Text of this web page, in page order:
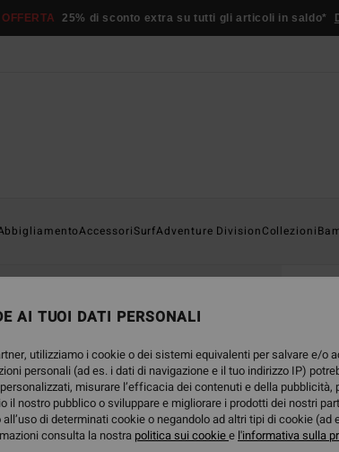
25% di sconto extra su tutti gli articoli in saldo*
AccessoriSurfAdventure DivisionCollezioni
AI TUOI DATI PERSONALI
utilizziamo i cookie o dei sistemi equivalenti per salvare e/o
personali (ad es. i dati di navigazione e il tuo indirizzo IP)
misurare l’efficacia dei contenuti e della pubblicità,
il nostro pubblico o sviluppare e migliorare i prodotti dei nostri
di determinati cookie o negandolo ad altri tipi di cookie (ad
consulta la nostra politica sui cookiee l'informativa sulla